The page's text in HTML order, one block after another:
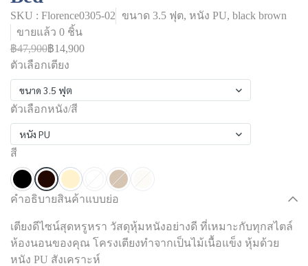
SKU : Florence0305-02
ขนาด 3.5 ฟุต, หนัง PU, black brown
ขายแล้ว 0 ชิ้น
฿47,900฿14,900
ตัวเลือกเตียง
ขนาด 3.5 ฟุต
ตัวเลือกหนัง/สี
หนัง PU
สี
คำอธิบายสินค้าแบบย่อ
เตียงดีไซน์สุดหรูหรา วัสดุหุ้มหนังอย่างดี ที่เหมาะกับทุกสไตล์
ห้องนอนของคุณ โครงเตียงทำจากเป็นไม้เนื้อแข็ง หุ้มด้วย
หนัง PU สังเคราะห์